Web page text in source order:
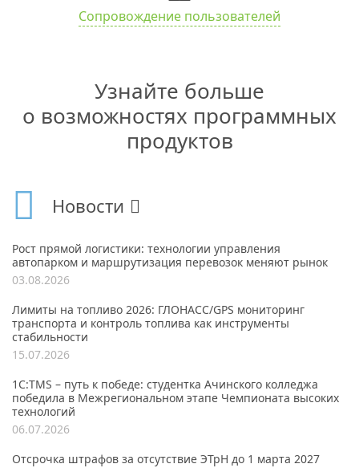
Сопровождение пользователей
Узнайте больше
о возможностях программных
продуктов
Новости
Рост прямой логистики: технологии управления
автопарком и маршрутизация перевозок меняют рынок
03.08.2026
Лимиты на топливо 2026: ГЛОНАСС/GPS мониторинг
транспорта и контроль топлива как инструменты
стабильности
15.07.2026
1С:TMS – путь к победе: студентка Ачинского колледжа
победила в Межрегиональном этапе Чемпионата высоких
технологий
06.07.2026
Отсрочка штрафов за отсутствие ЭТрН до 1 марта 2027